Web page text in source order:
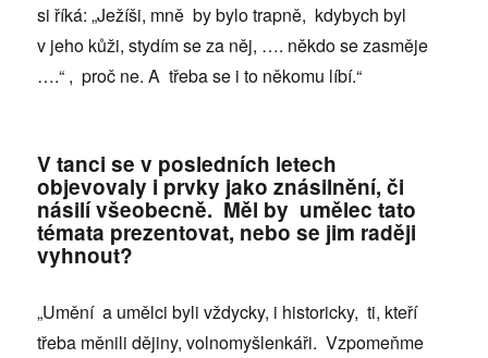
si říká: „Ježíši, mně by bylo trapně, kdybych byl
v jeho kůži, stydím se za něj, …. někdo se zasměje
….“ , proč ne. A třeba se i to někomu líbí.“
V tanci se v posledních letech
objevovaly i prvky jako znásilnění, či
násilí všeobecně. Měl by umělec tato
témata prezentovat, nebo se jim raději
vyhnout?
„Umění a umělci byli vždycky, i historicky, ti, kteří
třeba měnili dějiny, volnomyšlenkáři. Vzpomeňme